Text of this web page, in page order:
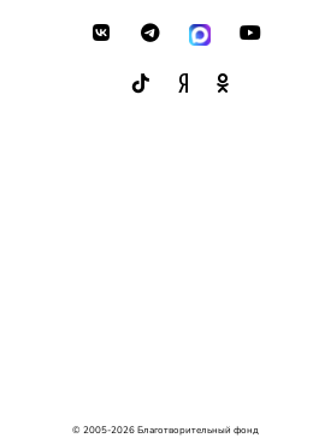
© 2005-2026 Благотворительный фонд